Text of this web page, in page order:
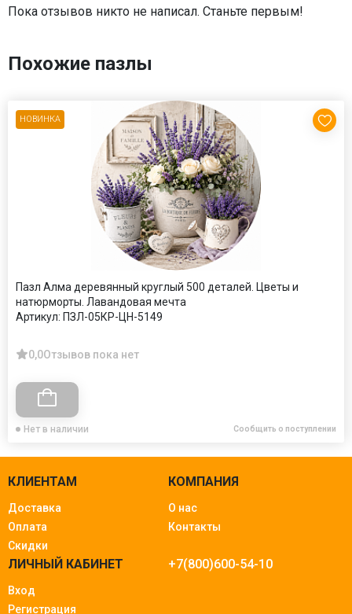
Пока отзывов никто не написал. Станьте первым!
Похожие пазлы
НОВИНКА
Пазл Алма деревянный круглый 500 деталей. Цветы и
натюрморты. Лавандовая мечта
Артикул: ПЗЛ-05КР-ЦН-5149
0,0Отзывов пока нет
Нет в наличии Сообщить о поступлении
КЛИЕНТАМ
Доставка
Оплата
Скидки
КОМПАНИЯ
О нас
Контакты
ЛИЧНЫЙ КАБИНЕТ
Вход
Регистрация
+7(800)600-54-10